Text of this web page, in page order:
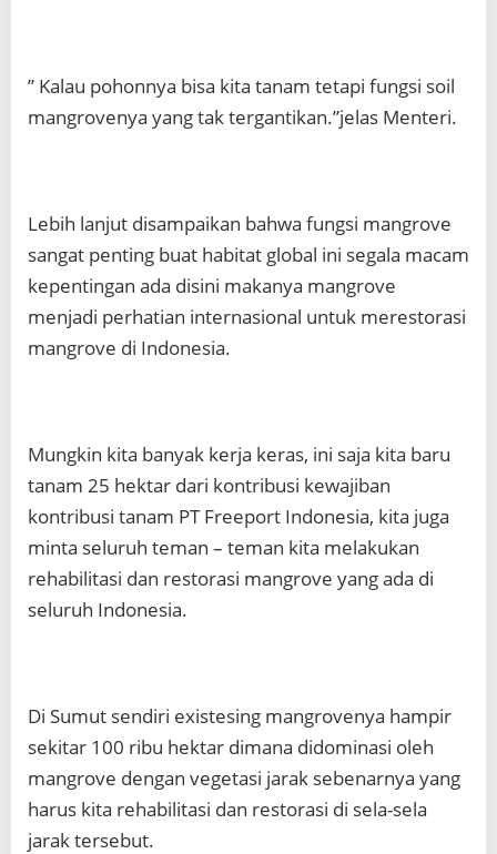
” Kalau pohonnya bisa kita tanam tetapi fungsi soil
mangrovenya yang tak tergantikan.”jelas Menteri.
Lebih lanjut disampaikan bahwa fungsi mangrove
sangat penting buat habitat global ini segala macam
kepentingan ada disini makanya mangrove
menjadi perhatian internasional untuk merestorasi
mangrove di Indonesia.
Mungkin kita banyak kerja keras, ini saja kita baru
tanam 25 hektar dari kontribusi kewajiban
kontribusi tanam PT Freeport Indonesia, kita juga
minta seluruh teman – teman kita melakukan
rehabilitasi dan restorasi mangrove yang ada di
seluruh Indonesia.
Di Sumut sendiri existesing mangrovenya hampir
sekitar 100 ribu hektar dimana didominasi oleh
mangrove dengan vegetasi jarak sebenarnya yang
harus kita rehabilitasi dan restorasi di sela-sela
jarak tersebut.